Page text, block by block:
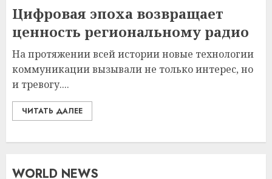
Цифровая эпоха возвращает
ценность региональному радио
На протяжении всей истории новые технологии
коммуникации вызывали не только интерес, но
и тревогу....
ЧИТАТЬ ДАЛЕЕ
WORLD NEWS